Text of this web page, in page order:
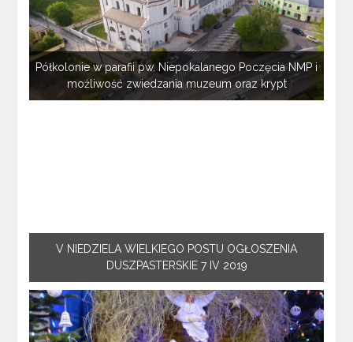
Półkolonie w parafii pw. Niepokalanego Poczęcia NMP i
możliwość zwiedzania muzeum oraz krypt
V NIEDZIELA WIELKIEGO POSTU OGŁOSZENIA
DUSZPASTERSKIE 7 IV 2019